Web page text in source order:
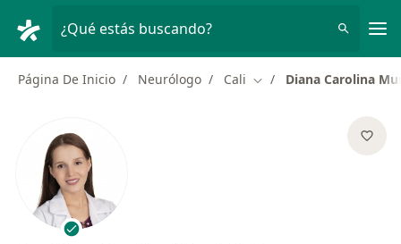
¿Qué estás buscando?
Página De Inicio Neurólogo Cali Cambiar de ciudad
Diana Carolina